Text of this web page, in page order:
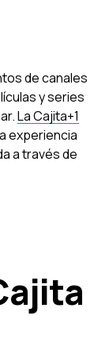
de canales
y series
La Cajita+1
experiencia
a través de